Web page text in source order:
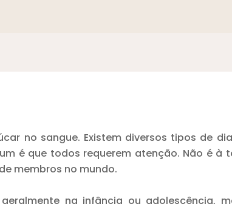
no sangue. Existem diversos tipos de
é que todos requerem atenção. Não é à
membros no mundo.
na infância ou adolescência,